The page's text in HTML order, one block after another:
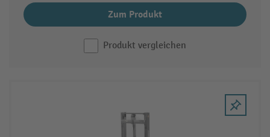
Zum Produkt
Produkt vergleichen